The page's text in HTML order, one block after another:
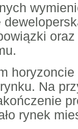
Na
rynek